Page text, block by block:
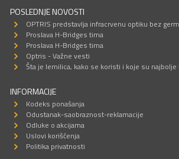
POSLEDNJE NOVOSTI
OPTRIS predstavlja infracrvenu optiku bez
Proslava H-Bridges tima
Proslava H-Bridges tima
Optris - Važne vesti
Šta je lemilica, kako se koristi i koje su
INFORMACIJE
Kodeks ponašanja
Odustanak-saobraznost-reklamacije
Odluke o akcijama
Uslovi korišćenja
Politika privatnosti